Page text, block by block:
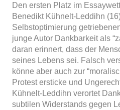
Den ersten Platz im
Benedikt Kühnelt-Leddihn
Selbstoptimierung
junge Autor Dankbarkeit als
daran erinnert, dass der
seines Lebens sei. Falsch
könne aber auch zur
Protest ersticke und
Kühnelt-Leddihn verortet
subtilen Widerstands gegen